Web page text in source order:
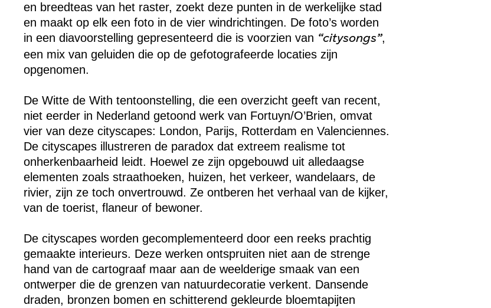
en breedteas van het raster, zoekt deze punten in de werkelijke stad
en maakt op elk een foto in de vier windrichtingen. De foto’s worden
in een diavoorstelling gepresenteerd die is voorzien van “citysongs”,
een mix van geluiden die op de gefotografeerde locaties zijn
opgenomen.
De Witte de With tentoonstelling, die een overzicht geeft van recent,
niet eerder in Nederland getoond werk van Fortuyn/O’Brien, omvat
vier van deze cityscapes: London, Parijs, Rotterdam en Valenciennes.
De cityscapes illustreren de paradox dat extreem realisme tot
onherkenbaarheid leidt. Hoewel ze zijn opgebouwd uit alledaagse
elementen zoals straathoeken, huizen, het verkeer, wandelaars, de
rivier, zijn ze toch onvertrouwd. Ze ontberen het verhaal van de kijker,
van de toerist, flaneur of bewoner.
De cityscapes worden gecomplementeerd door een reeks prachtig
gemaakte interieurs. Deze werken ontspruiten niet aan de strenge
hand van de cartograaf maar aan de weelderige smaak van een
ontwerper die de grenzen van natuurdecoratie verkent. Dansende
draden, bronzen bomen en schitterend gekleurde bloemtapijten